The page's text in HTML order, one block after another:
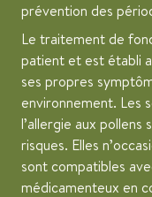
prévention des
Le traitement de
patient et est établi
ses propres
environnement. Les
l’allergie aux
risques. Elles
sont compatibles
médicamenteux en